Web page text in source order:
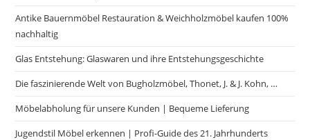
Antike Bauernmöbel Restauration & Weichholzmöbel kaufen 100%
nachhaltig
Glas Entstehung: Glaswaren und ihre Entstehungsgeschichte
Die faszinierende Welt von Bugholzmöbel, Thonet, J. & J. Kohn, …
Möbelabholung für unsere Kunden | Bequeme Lieferung
Jugendstil Möbel erkennen | Profi-Guide des 21. Jahrhunderts